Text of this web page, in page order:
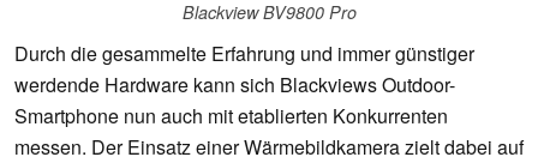
Blackview BV9800 Pro
Durch die gesammelte Erfahrung und immer günstiger
werdende Hardware kann sich Blackviews Outdoor-
Smartphone nun auch mit etablierten Konkurrenten
messen. Der Einsatz einer Wärmebildkamera zielt dabei auf